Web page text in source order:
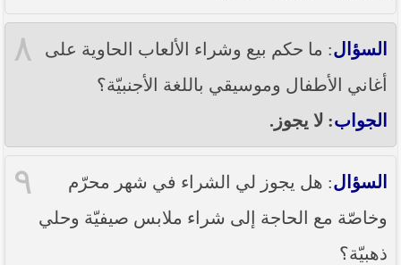
٨ السؤال: ما حكم بيع وشراء الألعاب الحاوية على
أغاني الأطفال وموسيقي باللغة الأجنبيّة؟
الجواب: لا يجوز.
٩ السؤال: هل يجوز لي الشراء في شهر محرّم
وخاصّة مع الحاجة إلى شراء ملابس صيفيّة وحلي
ذهبيّة؟